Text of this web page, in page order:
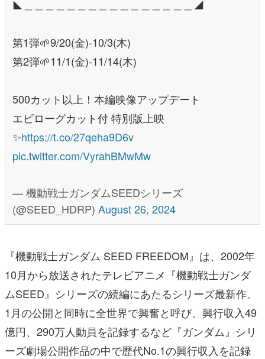
◣＿＿＿＿＿＿＿＿＿＿＿＿＿＿＿＿◢
第1弾🌱9/20(金)-10/3(木)
第2弾🌱11/1(金)-11/14(木)
500カット以上！本編映像アップデート
エピローグカット付 特別版上映
✨https://t.co/27qeha9D6v
pic.twitter.com/VyrahBMwMw
— 機動戦士ガンダムSEEDシリーズ
(@SEED_HDRP) August 26, 2024
『機動戦士ガンダム SEED FREEDOM』は、2002年
10月から放送されたテレビアニメ『機動戦士ガンダ
ムSEED』シリーズの続編にあたるシリーズ最新作。
1月の公開と同時に全世界で興奮と呼び、興行収入49
億円、290万人動員を記録するなど『ガンダム』シリ
ーズ劇場公開作品の中で歴代No.1の興行収入を記録